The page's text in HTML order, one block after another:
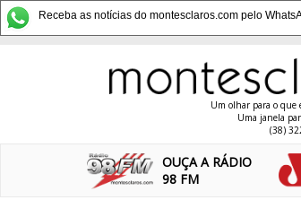
Receba as notícias do montesclaros.com pelo
Um olhar para o que
Uma janela
(38)
OUÇA A RÁDIO
98 FM